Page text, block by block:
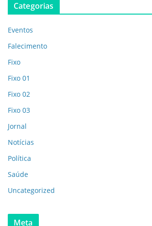
Categorias
Eventos
Falecimento
Fixo
Fixo 01
Fixo 02
Fixo 03
Jornal
Notícias
Política
Saúde
Uncategorized
Meta